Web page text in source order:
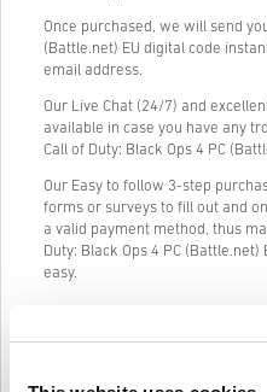
Once purchased, we will send
(Battle.net) EU digital code
email address.
Our Live Chat (24/7) and
available in case you have any
Call of Duty: Black Ops 4 PC
Our Easy to follow 3-step
forms or surveys to fill out and
a valid payment method, thus
Duty: Black Ops 4 PC
easy.